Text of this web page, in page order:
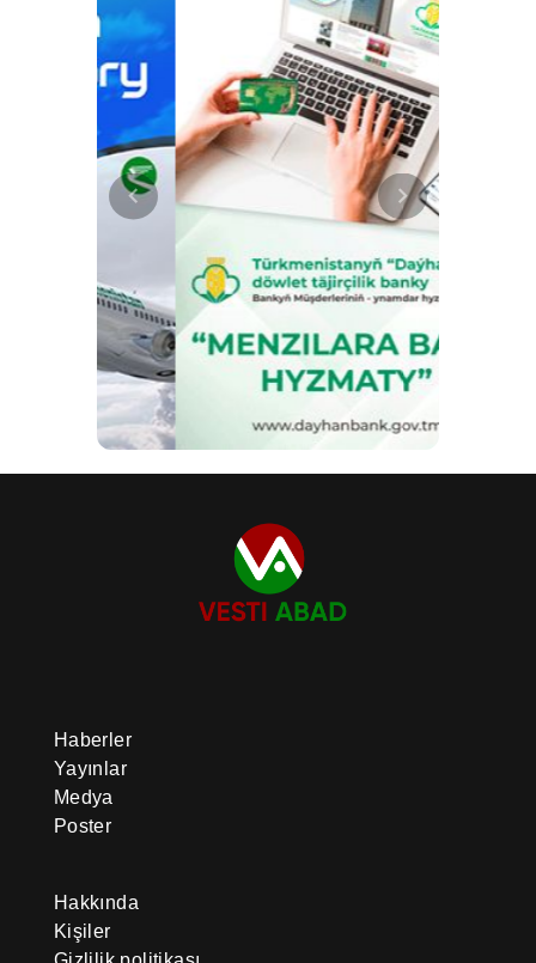
Haberler
Yayınlar
Medya
Poster
Hakkında
Kişiler